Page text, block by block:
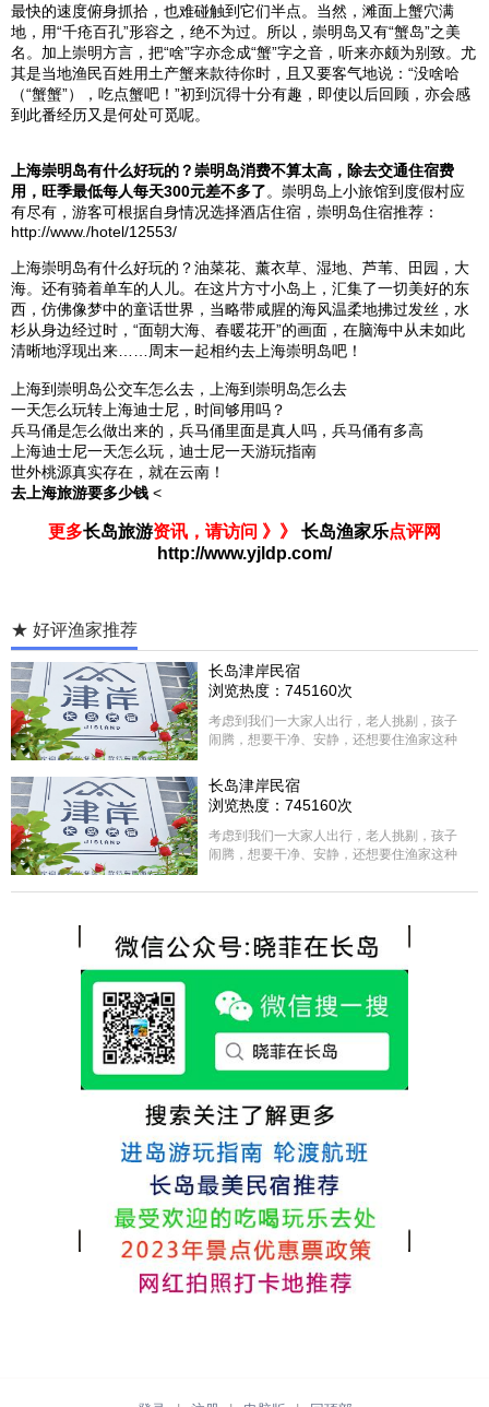
最快的速度俯身抓拾，也难碰触到它们半点。当然，滩面上蟹穴满
地，用“千疮百孔”形容之，绝不为过。所以， 崇明岛又有“蟹岛”之美
名。加上崇明方言，把“啥”字亦念成“蟹”字之音，听来亦颇为别致。尤
其是当地渔民百姓用土产蟹来款待你时，且又要客气地说：“没啥哈
（“蟹蟹”），吃点蟹吧！”初到沉得十分有趣，即使以后回顾，亦会感
到此番经历又是何处可觅呢。
上海崇明岛有什么好玩的？崇明岛消费不算太高，除去交通住宿费
用，旺季最低每人每天300元差不多了。 崇明岛 上小旅馆到度假村应
有尽有，游客可根据自身情况选择酒店住宿， 崇明岛住宿推荐：
http://www./hotel/12553/
上海崇明岛有什么好玩的？油菜花、薰衣草、湿地、芦苇、田园，大
海。还有骑着单车的人儿。在这片方寸小岛上，汇集了一切美好的东
西，仿佛像梦中的童话世界，当略带咸腥的海风温柔地拂过发丝，水
杉从身边经过时，“面朝大海、春暖花开”的画面，在脑海中从未如此
清晰地浮现出来……周末一起相约去 上海崇明岛吧！
上海到崇明岛公交车怎么去，上海到崇明岛怎么去
一天怎么玩转上海迪士尼，时间够用吗？
兵马俑是怎么做出来的，兵马俑里面是真人吗，兵马俑有多高
上海迪士尼一天怎么玩，迪士尼一天游玩指南
世外桃源真实存在，就在云南！
去上海旅游要多少钱 <
更多长岛旅游资讯，请访问 》》 长岛渔家乐点评网
http://www.yjldp.com/
★ 好评渔家推荐
长岛津岸民宿
浏览热度：745160次
考虑到我们一大家人出行，老人挑剔，孩子
闹腾，想要干净、安静，还想要住渔家这种
选择津岸民宿，实际体验客房很干净，饭菜
方面家里老人也很满意，整体饭菜给搭配的
很好，每顿饭也不重样的，海鲜确实是非常
的新鲜呢，另外值得一提的是，他家的海菜
包子非常好吃。 其实长岛可选的酒店、民宿
各不相同，可以根据自己的喜好选择。非常
热情，能根据我提出的需求来安排房间，这
点很好。
长岛津岸民宿
浏览热度：745160次
考虑到我们一大家人出行，老人挑剔，孩子
闹腾，想要干净、安静，还想要住渔家这种
选择津岸民宿，实际体验客房很干净，饭菜
很好，每顿饭也不重样的，海鲜确实是非常
的新鲜呢，另外值得一提的是，他家的海菜
包子非常好吃。 其实长岛可选的酒店、民宿
各不相同，可以根据自己的喜好选择。非常
推荐津岸民宿，关键是老板娘晓菲很细心、
热情，能根据我提出的需求来安排房间，这
点很好。